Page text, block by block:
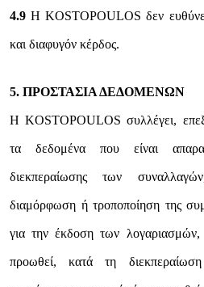
4.9 Η KOSTOPOULOS δεν
και διαφυγόν κέρδος.
5. ΠΡΟΣΤΑΣΙΑ ΔΕΔΟΜΕΝΩΝ
Η KOSTOPOULOS συλλέγει,
τα δεδομένα που είναι
διεκπεραίωσης των
διαμόρφωση ή τροποποίηση της
για την έκδοση των λογαριασμών,
προωθεί, κατά τη